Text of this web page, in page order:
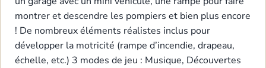
montrer et descendre les pompiers et bien plus encore
! De nombreux éléments réalistes inclus pour
développer la motricité (rampe d’incendie, drapeau,
échelle, etc.) 3 modes de jeu : Musique, Découvertes